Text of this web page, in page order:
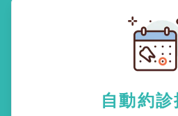
自動約診